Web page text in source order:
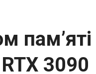
пам’яті
3090